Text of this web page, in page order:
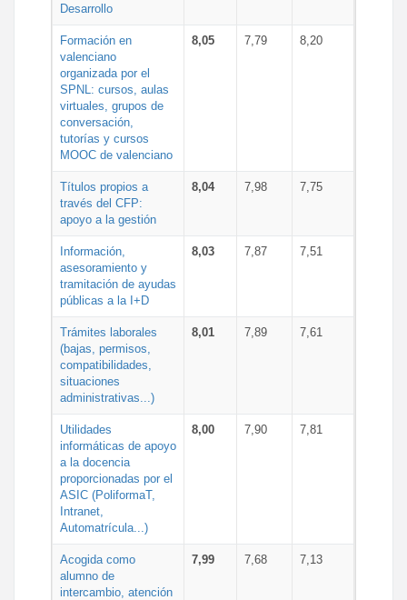
Desarrollo
Formación en
valenciano
organizada por el
SPNL: cursos, aulas
virtuales, grupos de
conversación,
tutorías y cursos
MOOC de valenciano
8,05 7,79 8,20
Títulos propios a
través del CFP:
apoyo a la gestión
8,04 7,98 7,75
Información,
asesoramiento y
tramitación de ayudas
públicas a la I+D
8,03 7,87 7,51
Trámites laborales
(bajas, permisos,
compatibilidades,
situaciones
administrativas...)
8,01 7,89 7,61
Utilidades
informáticas de apoyo
a la docencia
proporcionadas por el
ASIC (PoliformaT,
Intranet,
Automatrícula...)
8,00 7,90 7,81
Acogida como
alumno de
intercambio, atención
7,99 7,68 7,13